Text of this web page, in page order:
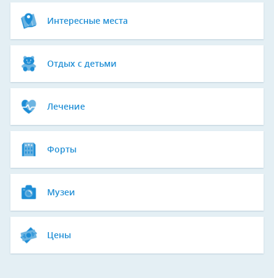
Интересные места
Отдых с детьми
Лечение
Форты
Музеи
Цены